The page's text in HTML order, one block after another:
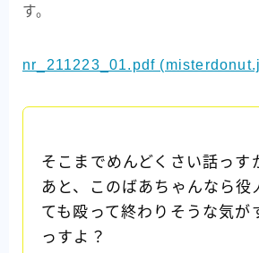
す。
nr_211223_01.pdf
そこまでめんどくさい話っす
あと、このばあちゃんなら役
ても殴って終わりそうな気が
っすよ？